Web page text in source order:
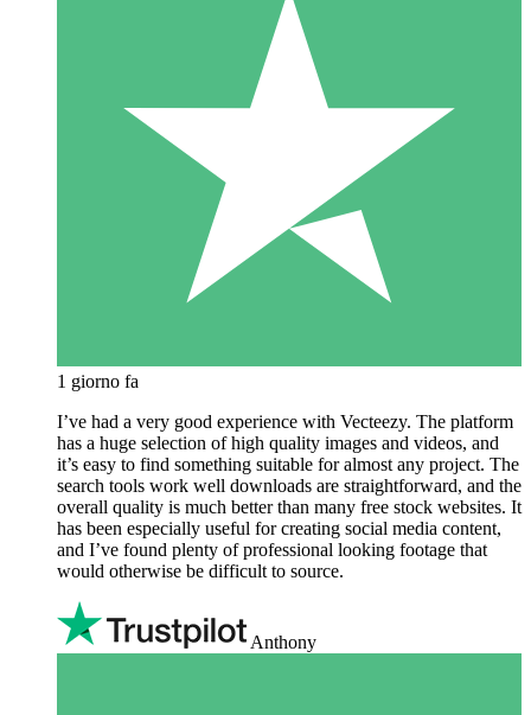
1 giorno fa
I’ve had a very good experience with Vecteezy. The platform
has a huge selection of high quality images and videos, and
it’s easy to find something suitable for almost any project. The
search tools work well downloads are straightforward, and the
overall quality is much better than many free stock websites. It
has been especially useful for creating social media content,
and I’ve found plenty of professional looking footage that
would otherwise be difficult to source.
Anthony